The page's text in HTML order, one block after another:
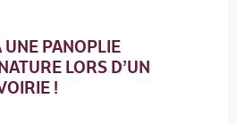
PANOPLIE
LORS D’UN
!